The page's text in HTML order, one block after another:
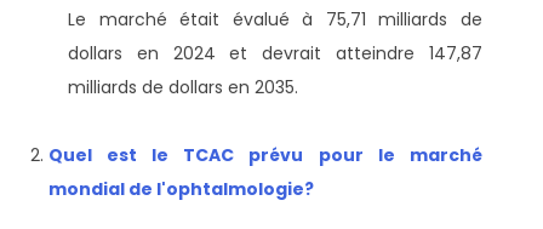
Le marché était évalué à 75,71 milliards de
dollars en 2024 et devrait atteindre 147,87
milliards de dollars en 2035.
Quel est le TCAC prévu pour le marché
mondial de l'ophtalmologie?